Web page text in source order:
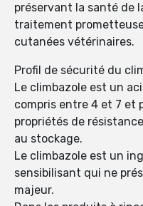
préservant la santé de
traitement
cutanées vétérinaires.
Profil de sécurité du
Le climbazole est un
compris entre 4 et 7 et
propriétés de
au stockage.
Le climbazole est un
sensibilisant qui ne
majeur.